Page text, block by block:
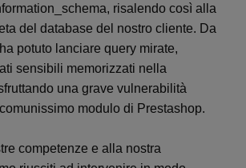
risalendo così alla
del database del nostro cliente. Da
potuto lanciare query mirate,
sensibili memorizzati nella
una grave vulnerabilità
modulo di Prestashop.
competenze e alla nostra